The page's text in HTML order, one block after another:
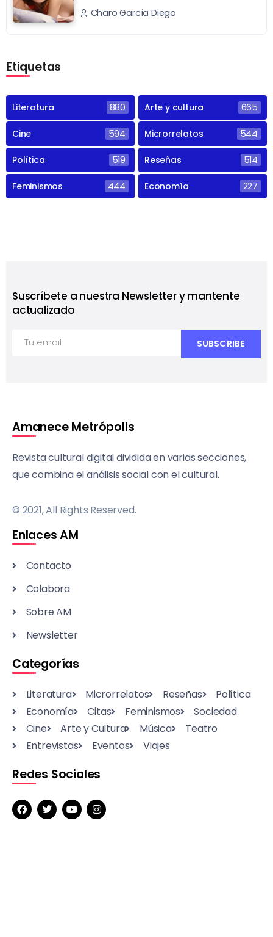
Charo García Diego
Etiquetas
Literatura 880 Arte y cultura 665
Cine 594 Microrrelatos 544
Política 519 Reseñas 514
Feminismos 444 Economía 227
Suscríbete a nuestra Newsletter y mantente
actualizado
Amanece Metrópolis
Revista cultural digital dividida en varias secciones,
que combina el análisis social con el cultural.
© 2021, All Rights Reserved.
Enlaces AM
Contacto
Colabora
Sobre AM
Newsletter
Categorías
Literatura Microrrelatos Reseñas
Política
Economía
Citas Feminismos
Sociedad
Cine
Arte y Cultura Música
Teatro
Entrevistas
Eventos Viajes
Redes Sociales